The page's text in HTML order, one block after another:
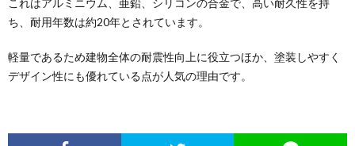
これはアルミニウム、亜鉛、シリコンの合金で、高い耐久性を持
ち、耐用年数は約20年とされています。
軽量であるため建物全体の耐震性向上に役立つほか、塗装しやすく
デザイン性にも優れている点が人気の理由です。